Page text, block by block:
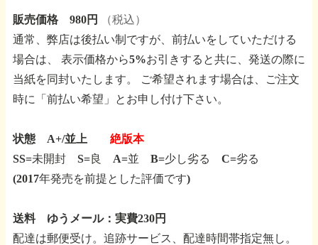
販売価格 980円
（税込）
通常、弊店は後払い制ですが、前払いをしていただける
場合は、
表示価格から5%お引きすると共に、発送の際に
当紙を同封いたします。
ご希望されます場合は、ご注文
時に「前払い希望」とお申し付け下さい。
状態 A+/並上
絶版本
SS=未開封 S=良 A=並 B=少し劣る C=劣る
(2017年発売を前提とした評価です)
送料 ゆうメール：実費230円
配達は郵便受け。追跡サービス、配達時間帯指定無し。